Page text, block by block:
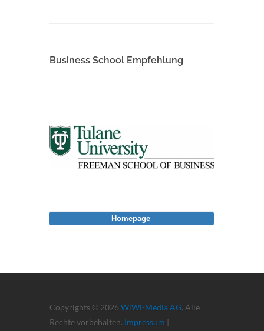
Business School Empfehlung
Copyrights © 2026 WiWi-Media AG. Alle
Rechte vorbehalten. Impressum |
Homepage